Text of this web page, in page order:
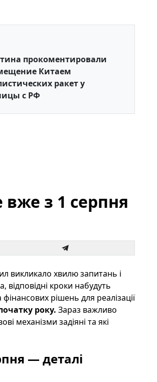
прокоментировали
Китаем
ракет у
с РФ
вже з 1 серпня
викликало хвилю запитань і
відповідні кроки набудуть
рішень для реалізації
року. Зараз важливо
механізми задіяні та які
— деталі